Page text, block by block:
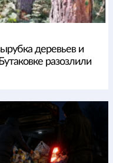
деревьев и
разозлили